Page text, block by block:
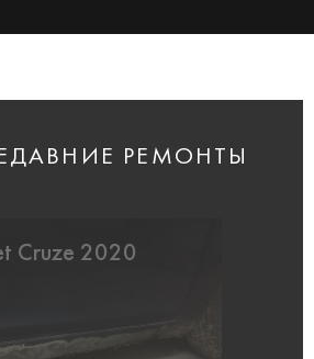
РЕМОНТЫ
Cruze 2020